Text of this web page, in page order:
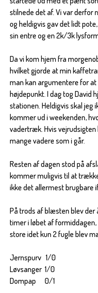
stilnede det af. Vi var derfor
og heldigvis gav det lidt
sin entre og en 2k/3k
Da vi kom hjem fra
hvilket gjorde at min
man kan argumentere for
højdepunkt. I dag tog David
stationen. Heldigvis skal
kommer ud i weekenden,
vadertræk. Hvis
mange vadere som i går.
Resten af dagen stod på
kommer muligvis til at
ikke det allermest brugbare
På trods af blæsten blev der
timer i løbet af
store idet kun 2 fugle blev
Jernspurv 1/0
Løvsanger 1/0
Dompap 0/1